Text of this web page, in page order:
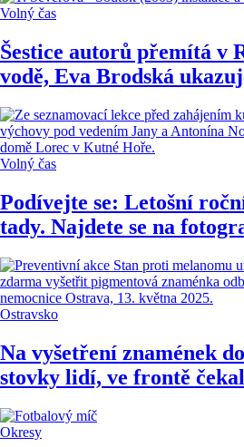
Volný čas
Šestice autorů přemítá v
vodě, Eva Brodská
Volný čas
Podívejte se: Letošní
tady. Najdete se na
Ostravsko
Na vyšetření znamének
stovky lidí, ve frontě
Okresy